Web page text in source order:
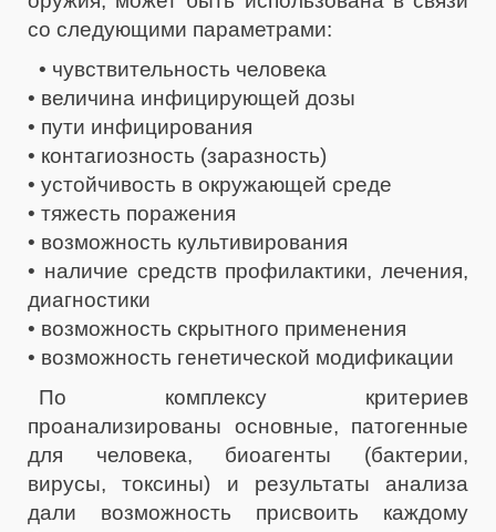
со следующими параметрами:
• чувствительность человека
• величина инфицирующей дозы
• пути инфицирования
• контагиозность (заразность)
• устойчивость в окружающей среде
• тяжесть поражения
• возможность культивирования
• наличие средств профилактики, лечения,
диагностики
• возможность скрытного применения
• возможность генетической модификации
По комплексу критериев
проанализированы основные, патогенные
для человека, биоагенты (бактерии,
вирусы, токсины) и результаты анализа
дали возможность присвоить каждому